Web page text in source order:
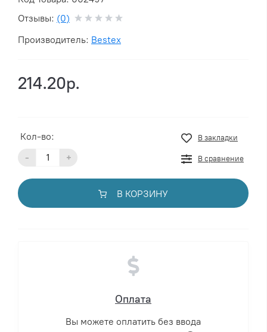
Отзывы: (0)
Производитель: Bestex
214.20р.
Кол-во:
- +
В закладки
В сравнение
В КОРЗИНУ
Оплата
Вы можете оплатить без ввода